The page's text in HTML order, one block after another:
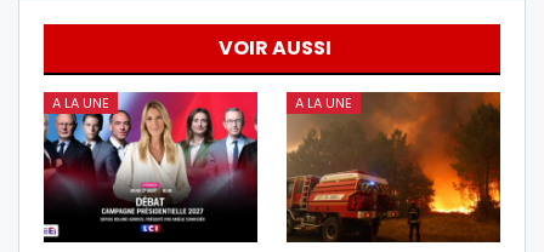
VOIR AUSSI
A LA UNE A LA UNE